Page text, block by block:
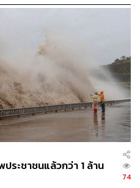
ะชาชนแล้วกว่า 1 ล้าน
74